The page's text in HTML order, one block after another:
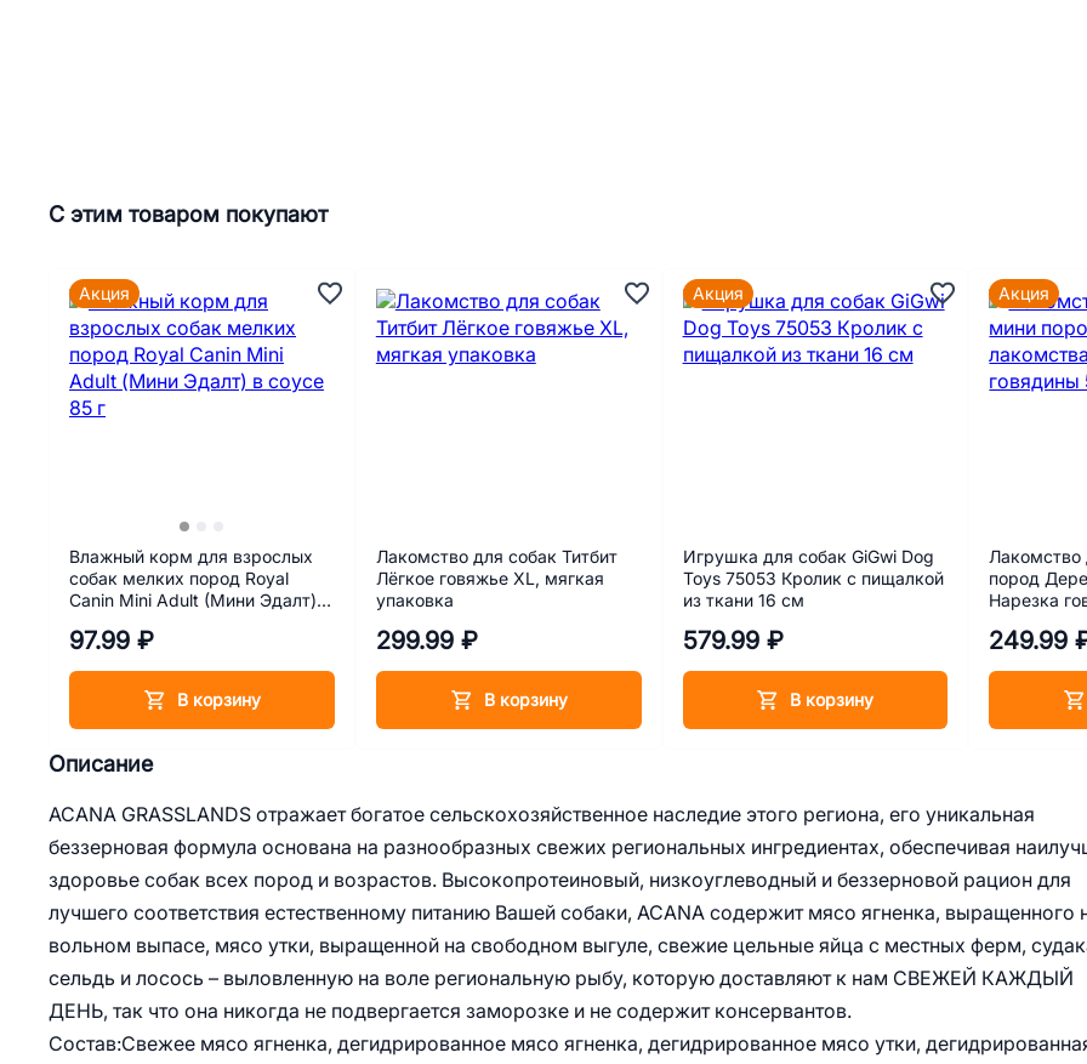
Описание
ACANA GRASSLANDS отражает богатое сельскохозяйственное наследие этого региона, его уникальная
беззерновая формула основана на разнообразных свежих региональных ингредиентах, обеспечивая
здоровье собак всех пород и возрастов. Высокопротеиновый, низкоуглеводный и беззерновой рацион для
лучшего соответствия естественному питанию Вашей собаки, ACANA содержит мясо ягненка, выращенного
вольном выпасе, мясо утки, выращенной на свободном выгуле, свежие цельные яйца с местных ферм,
сельдь и лосось – выловленную на воле региональную рыбу, которую доставляют к нам СВЕЖЕЙ КАЖДЫЙ
ДЕНЬ, так что она никогда не подвергается заморозке и не содержит консервантов.
Состав:Свежее мясо ягненка, дегидрированное мясо ягненка, дегидрированное мясо утки,
С этим товаром покупают
Влажный корм для взрослых
собак мелких пород Royal
Canin Mini Adult (Мини Эдалт) в
97.99 ₽
В корзину
Акция
Лакомство для собак Титбит
Лёгкое говяжье XL, мягкая
упаковка
299.99 ₽
В корзину
Игрушка для собак GiGwi Dog
Toys 75053 Кролик с пищалкой
из ткани 16 см
579.99 ₽
В корзину
Акция
Лакомство
пород
Нарезка
249.99
Акция